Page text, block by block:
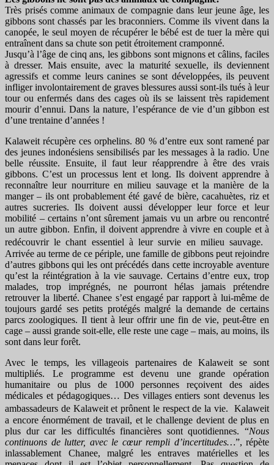
Très prisés comme animaux de compagnie dans leur jeune âge, les
gibbons sont chassés par les braconniers. Comme ils vivent dans la
canopée, le seul moyen de récupérer le bébé est de tuer la mère qui
entraînent dans sa chute son petit étroitement cramponné.
Jusqu’à l’âge de cinq ans, les gibbons sont mignons et câlins, faciles
à dresser. Mais ensuite, avec la maturité sexuelle, ils deviennent
agressifs et comme leurs canines se sont développées, ils peuvent
infliger involontairement de graves blessures aussi sont-ils tués à leur
tour ou enfermés dans des cages où ils se laissent très rapidement
mourir d’ennui. Dans la nature, l’espérance de vie d’un gibbon est
d’une trentaine d’années !
Kalaweit récupère ces orphelins. 80 % d’entre eux sont ramené par
des jeunes indonésiens sensibilisés par les messages à la radio. Une
belle réussite. Ensuite, il faut leur réapprendre à être des vrais
gibbons. C’est un processus lent et long. Ils doivent apprendre à
reconnaître leur nourriture en milieu sauvage et la manière de la
manger – ils ont probablement été gavé de bière, cacahuètes, riz et
autres sucreries. Ils doivent aussi développer leur force et leur
mobilité – certains n’ont sûrement jamais vu un arbre ou rencontré
un autre gibbon. Enfin, il doivent apprendre à vivre en couple et à
redécouvrir le chant essentiel à leur survie en milieu sauvage.
Arrivée au terme de ce périple, une famille de gibbons peut rejoindre
d’autres gibbons qui les ont précédés dans cette incroyable aventure
qu’est la réintégration à la vie sauvage. Certains d’entre eux, trop
malades, trop imprégnés, ne pourront hélas jamais prétendre
retrouver la liberté. Chanee s’est engagé par rapport à lui-même de
toujours gardé ses petits protégés malgré la demande de certains
parcs zoologiques. Il tient à leur offrir une fin de vie, peut-être en
cage – aussi grande soit-elle, elle reste une cage – mais, au moins, ils
sont dans leur forêt.
Avec le temps, les villageois partenaires de Kalaweit se sont
multipliés. Le programme est devenu une grande opération
humanitaire ou plus de 1000 personnes reçoivent des aides
médicales et pédagogiques… Des villages entiers sont devenus les
ambassadeurs de Kalaweit et prônent le respect de la vie. Kalaweit
a encore énormément de travail, et le challenge devient de plus en
plus dur car les difficultés financières sont quotidiennes. “Nous
continuons de lutter, avec le cœur rempli d’incertitudes…”, répète
inlassablement Chanee, malgré les entraves matérielles et les